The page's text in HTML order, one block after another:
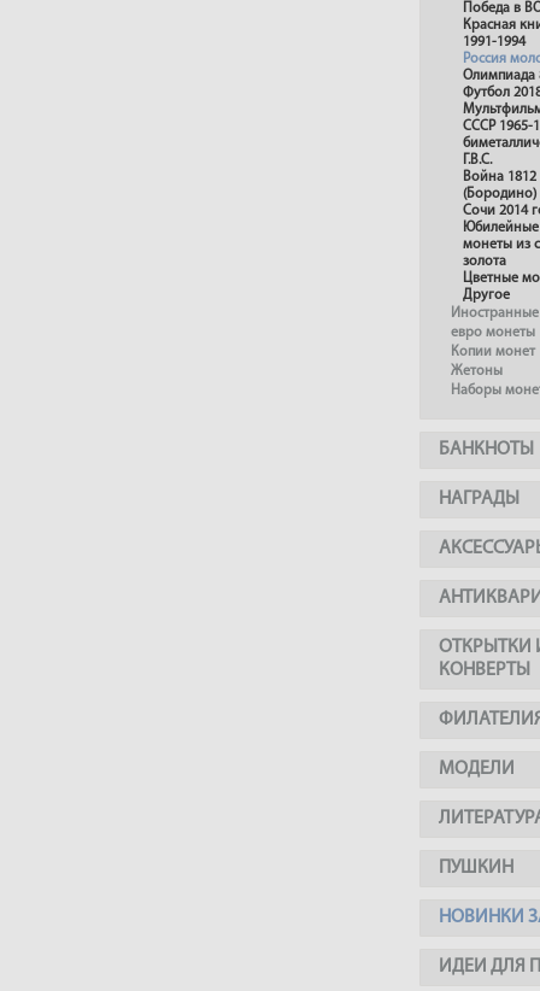
Победа в
Красная
1991-1994
Россия
Олимпиада
Футбол
СССР 1965-
Г.В.С.
Война 1812
(Бородино)
Сочи 2014
монеты из
золота
Цветные
Другое
евро монеты
Копии монет
Жетоны
Наборы
БАНКНОТЫ
НАГРАДЫ
ОТКРЫТКИ
КОНВЕРТЫ
МОДЕЛИ
ПУШКИН
НОВИНКИ
ИДЕИ ДЛЯ